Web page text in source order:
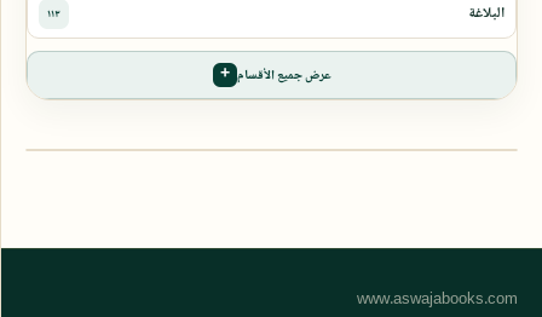
عرض جميع الأقسام